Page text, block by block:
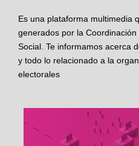
Es una plataforma multimedia
generados por la
Social. Te informamos acerca
y todo lo relacionado a la
electorales